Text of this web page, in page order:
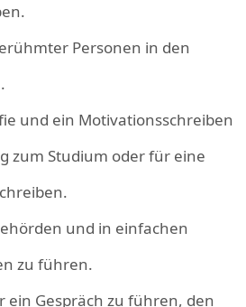
Personen in den
und ein Motivationsschreiben
zum Studium oder für eine
und in einfachen
zu führen.
ein Gespräch zu führen, den